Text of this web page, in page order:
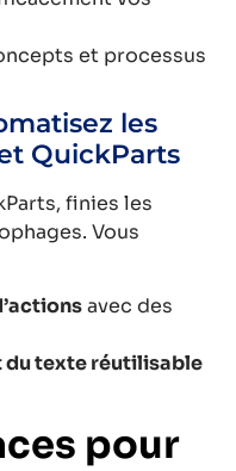
et processus
les
QuickParts
finies les
Vous
avec des
du texte réutilisable
pour